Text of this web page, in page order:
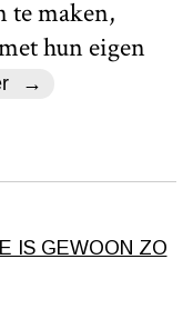
te maken,
hun eigen